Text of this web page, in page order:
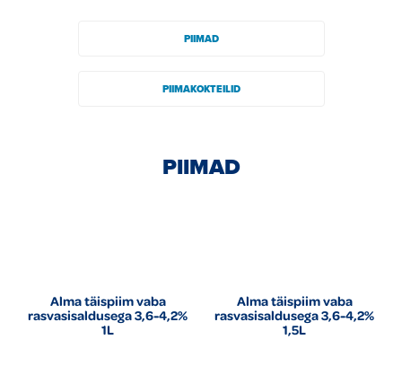
PIIMAD
PIIMAKOKTEILID
PIIMAD
Alma täispiim vaba
rasvasisaldusega 3,6-4,2%
1L
Alma täispiim vaba
rasvasisaldusega 3,6-4,2%
1,5L